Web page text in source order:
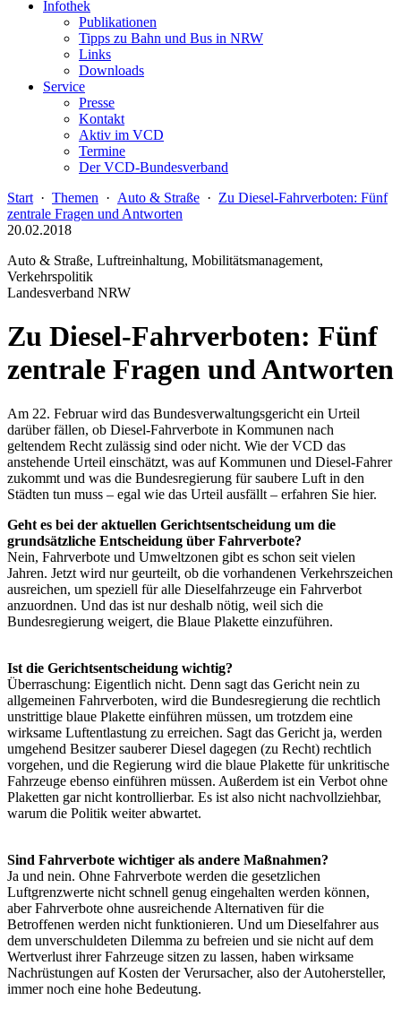
Infothek
Publikationen
Tipps zu Bahn und Bus in NRW
Links
Downloads
Service
Presse
Kontakt
Aktiv im VCD
Termine
Der VCD-Bundesverband
Start · Themen · Auto & Straße · Zu Diesel-Fahrverboten: Fünf
zentrale Fragen und Antworten
20.02.2018
Auto & Straße, Luftreinhaltung, Mobilitätsmanagement,
Verkehrspolitik
Landesverband NRW
Zu Diesel-Fahrverboten: Fünf
zentrale Fragen und Antworten
Am 22. Februar wird das Bundesverwaltungsgericht ein Urteil
darüber fällen, ob Diesel-Fahrverbote in Kommunen nach
geltendem Recht zulässig sind oder nicht. Wie der VCD das
anstehende Urteil einschätzt, was auf Kommunen und Diesel-Fahrer
zukommt und was die Bundesregierung für saubere Luft in den
Städten tun muss – egal wie das Urteil ausfällt – erfahren Sie hier.
Geht es bei der aktuellen Gerichtsentscheidung um die
grundsätzliche Entscheidung über Fahrverbote?
Nein, Fahrverbote und Umweltzonen gibt es schon seit vielen
Jahren. Jetzt wird nur geurteilt, ob die vorhandenen Verkehrszeichen
ausreichen, um speziell für alle Dieselfahrzeuge ein Fahrverbot
anzuordnen. Und das ist nur deshalb nötig, weil sich die
Bundesregierung weigert, die Blaue Plakette einzuführen.
Ist die Gerichtsentscheidung wichtig?
Überraschung: Eigentlich nicht. Denn sagt das Gericht nein zu
allgemeinen Fahrverboten, wird die Bundesregierung die rechtlich
unstrittige blaue Plakette einführen müssen, um trotzdem eine
wirksame Luftentlastung zu erreichen. Sagt das Gericht ja, werden
umgehend Besitzer sauberer Diesel dagegen (zu Recht) rechtlich
vorgehen, und die Regierung wird die blaue Plakette für unkritische
Fahrzeuge ebenso einführen müssen. Außerdem ist ein Verbot ohne
Plaketten gar nicht kontrollierbar. Es ist also nicht nachvollziehbar,
warum die Politik weiter abwartet.
Sind Fahrverbote wichtiger als andere Maßnahmen?
Ja und nein. Ohne Fahrverbote werden die gesetzlichen
Luftgrenzwerte nicht schnell genug eingehalten werden können,
aber Fahrverbote ohne ausreichende Alternativen für die
Betroffenen werden nicht funktionieren. Und um Dieselfahrer aus
dem unverschuldeten Dilemma zu befreien und sie nicht auf dem
Wertverlust ihrer Fahrzeuge sitzen zu lassen, haben wirksame
Nachrüstungen auf Kosten der Verursacher, also der Autohersteller,
immer noch eine hohe Bedeutung.